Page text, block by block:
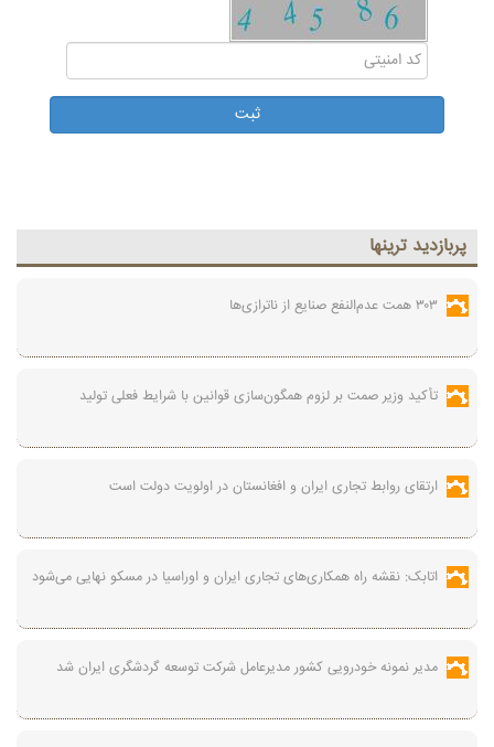
پربازديد ترينها
۳۰۳ همت عدم‌النفع صنایع از ناترازی‌ها
تأکید وزیر صمت بر لزوم همگون‌سازی قوانین با شرایط فعلی تولید
ارتقای روابط تجاری ایران و افغانستان در اولویت دولت است
اتابک: نقشه راه همکاری‌های تجاری ایران و اوراسیا در مسکو نهایی می‌شود
مدیر نمونه خودرویی کشور مدیرعامل شرکت توسعه گردشگری ایران شد